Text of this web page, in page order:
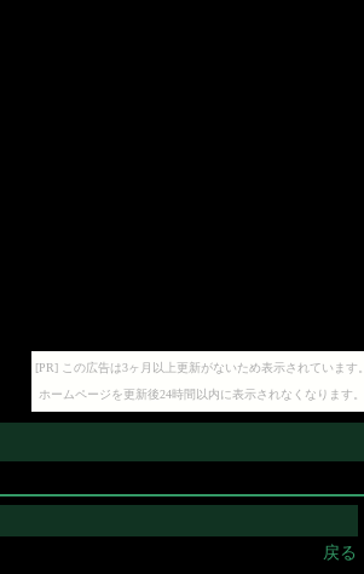
[PR] この広告は3ヶ月以上更新がないため表示されています。
ホームページを更新後24時間以内に表示されなくなります。
戻る